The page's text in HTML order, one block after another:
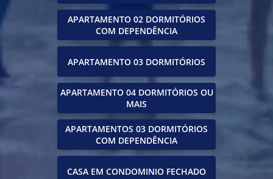
APARTAMENTO 02 DORMITÓRIOS
COM DEPENDÊNCIA
APARTAMENTO 03 DORMITÓRIOS
APARTAMENTO 04 DORMITÓRIOS OU
MAIS
APARTAMENTOS 03 DORMITÓRIOS
COM DEPENDÊNCIA
CASA EM CONDOMINIO FECHADO